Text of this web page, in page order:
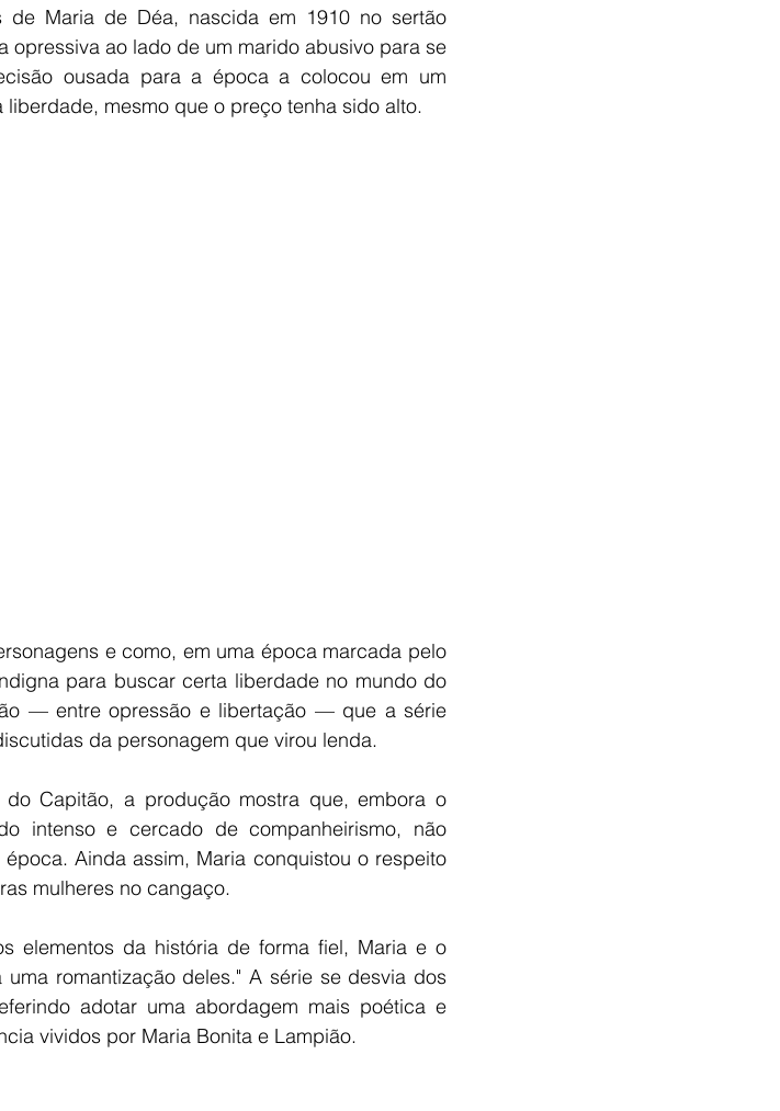
Maria de Déa, nascida em 1910 no sertão
opressiva ao lado de um marido abusivo para se
ousada para a época a colocou em um
mesmo que o preço tenha sido alto.
e como, em uma época marcada pelo
para buscar certa liberdade no mundo do
— entre opressão e libertação — que a série
da personagem que virou lenda.
Capitão, a produção mostra que, embora o
intenso e cercado de companheirismo, não
Ainda assim, Maria conquistou o respeito
mulheres no cangaço.
elementos da história de forma fiel, Maria e o
romantização deles." A série se desvia dos
adotar uma abordagem mais poética e
vividos por Maria Bonita e Lampião.